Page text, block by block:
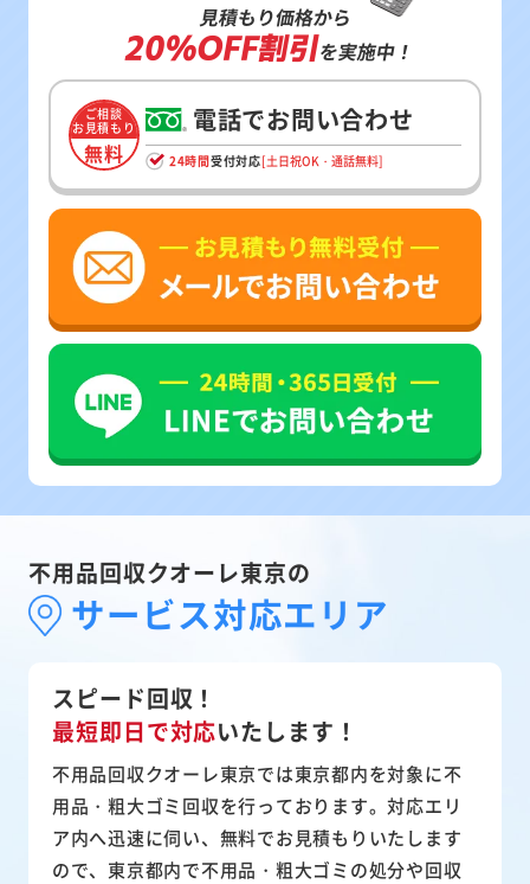
見積もり価格から
20%OFF割引を実施中！
ご相談
お見積もり
無料
電話でお問い合わせ
24時間受付対応[土日祝OK・通話無料]
不用品回収クオーレ東京の
サービス対応エリア
スピード回収！
最短即日で対応いたします！
不用品回収クオーレ東京では東京都内を対象に不
用品・粗大ゴミ回収を行っております。対応エリ
ア内へ迅速に伺い、無料でお見積もりいたします
ので、東京都内で不用品・粗大ゴミの処分や回収